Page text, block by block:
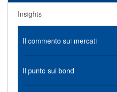
Insights
Il commento sui mercati
Il punto sui bond